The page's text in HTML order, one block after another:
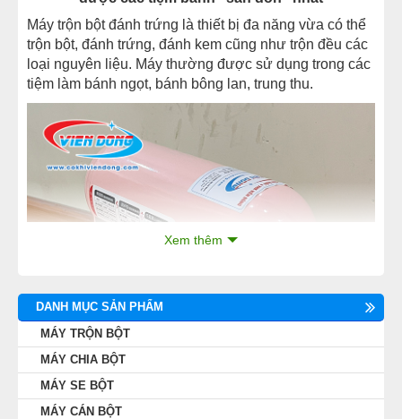
Máy trộn bột đánh trứng là thiết bị đa năng vừa có thể
trộn bột, đánh trứng, đánh kem cũng như trộn đều các
loại nguyên liệu. Máy thường được sử dụng trong các
tiệm làm bánh ngọt, bánh bông lan, trung thu.
Xem thêm
DANH MỤC SẢN PHẨM
MÁY TRỘN BỘT
MÁY CHIA BỘT
MÁY SE BỘT
MÁY CÁN BỘT